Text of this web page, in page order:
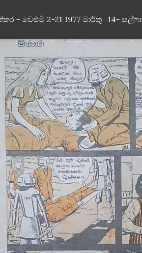
- වෙළුම 2-21 1977 මාර්තු 14- සල්ෆා